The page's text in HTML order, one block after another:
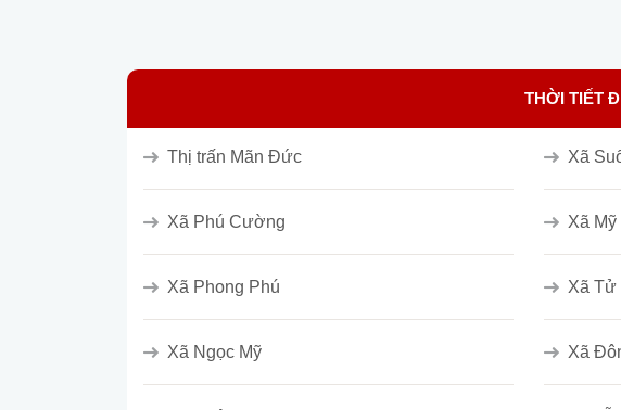
THỜI TIẾT
Thị trấn Mãn Đức Xã
Xã Phú Cường Xã Mỹ
Xã Phong Phú Xã Tử
Xã Ngọc Mỹ Xã